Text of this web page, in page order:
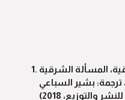
المسألة الشرقية
الكبرى (1768- 1914)، ترجمة: بشير السباعي